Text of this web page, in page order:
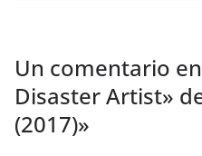
Un comentario
Disaster Artist»
(2017)»